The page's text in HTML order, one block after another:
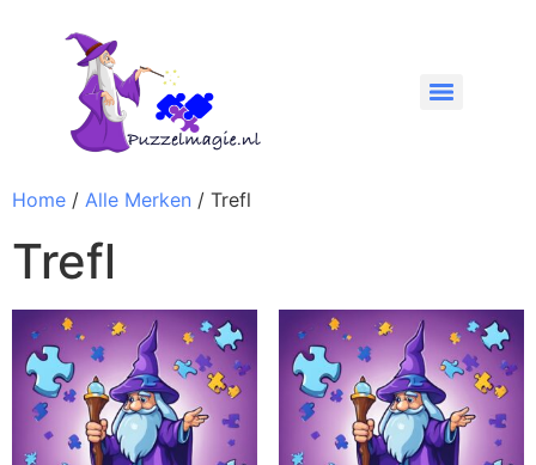
Home / Alle Merken / Trefl
Trefl